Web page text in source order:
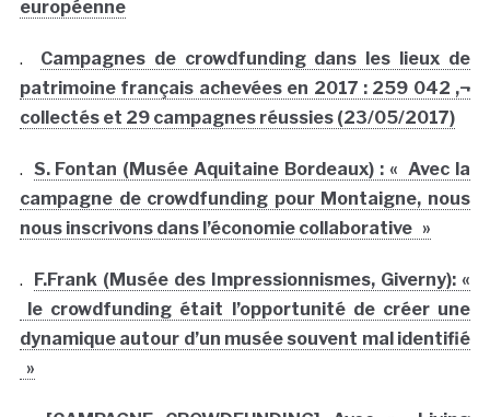
européenne
. Campagnes de crowdfunding dans les lieux de
patrimoine français achevées en 2017 : 259 042 ‚¬
collectés et 29 campagnes réussies (23/05/2017)
. S. Fontan (Musée Aquitaine Bordeaux) : « Avec la
campagne de crowdfunding pour Montaigne, nous
nous inscrivons dans l’économie collaborative »
. F.Frank (Musée des Impressionnismes, Giverny): «
le crowdfunding était l’opportunité de créer une
dynamique autour d’un musée souvent mal identifié
»